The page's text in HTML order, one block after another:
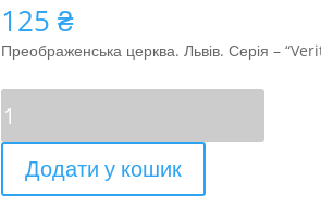
125₴
Преображенська церква. Львів.Серія –“
церква
кількість
Додати у кошик